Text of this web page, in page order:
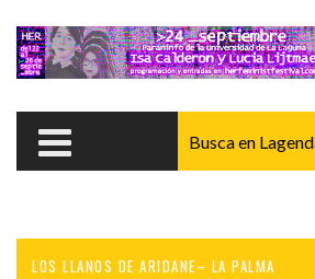
LOS LLANOS DE ARIDANE– LA PALMA